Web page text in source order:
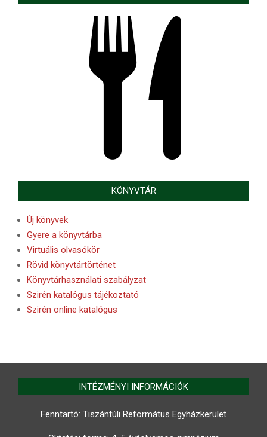
KÖNYVTÁR
Új könyvek
Gyere a könyvtárba
Virtuális olvasókör
Rövid könyvtártörténet
Könyvtárhasználati szabályzat
Szirén katalógus tájékoztató
Szirén online katalógus
INTÉZMÉNYI INFORMÁCIÓK
Fenntartó: Tiszántúli Református Egyházkerület